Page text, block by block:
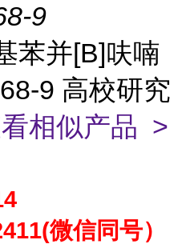
9
苯并[B]呋喃
9 高校研究
相似产品 >
微信同号）